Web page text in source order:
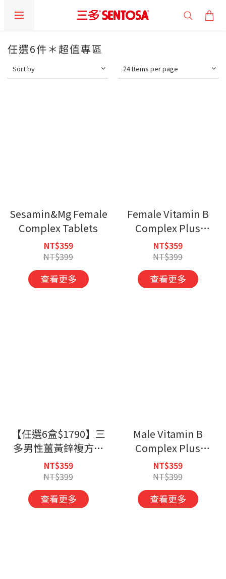
任選6件＊超值專區
Sort by 24 Items per page
Sesamin&Mg Female
Complex Tablets
NT$359
NT$399
查看更多
Female Vitamin B
Complex Plus
Fe&Mg Sugar Coated
Tablets
NT$359
NT$399
查看更多
【任選6盒$1790】三
多男性薑黃鋅複方錠
(60錠/盒)
NT$359
NT$399
查看更多
Male Vitamin B
Complex Plus
Zn&Se Sugar Coated
Tablets
NT$359
NT$399
查看更多